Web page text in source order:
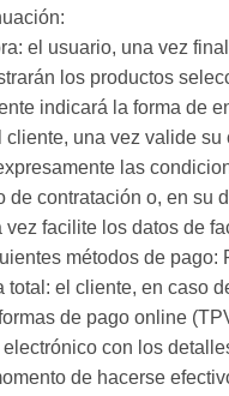
el usuario, una vez
los productos
indicará la forma de
una vez valide
las
de contratación o, en
facilite los datos de
métodos de pago:
el cliente, en caso
de pago online
con los
de hacerse